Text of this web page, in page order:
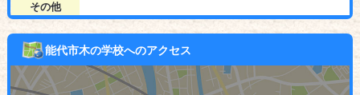
その他
能代市木の学校へのアクセス